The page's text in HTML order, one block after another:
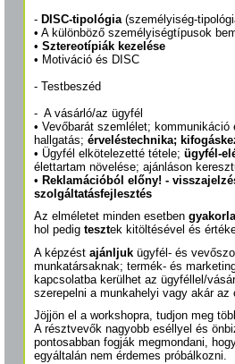
- DISC-tipológia (személyiség-
• A különböző személyiségtípusok
• Sztereotípiák kezelése
• Motiváció és DISC
- Testbeszéd
- A vásárló/az ügyfél
• Vevőbarát szemlélet; kommunikáció
hallgatás; érveléstechnika;
• Ügyfél elkötelezetté tétele; ügyfél-
élettartam növelése; ajánláson
• Reklamációból előny! -
szolgáltatásfejlesztés
Az elméletet minden esetben
hol pedig tesztek kitöltésével és
A képzést ajánljuk ügyfél- és
munkatársaknak; termék- és
kapcsolatba kerülhet az ügyféllel/
szerepelni a munkahelyi vagy akár
Jöjjön el a workshopra, tudjon meg
A résztvevők nagyobb eséllyel és
pontosabban fogják megmondani,
egyáltalán nem érdemes próbálkozni.